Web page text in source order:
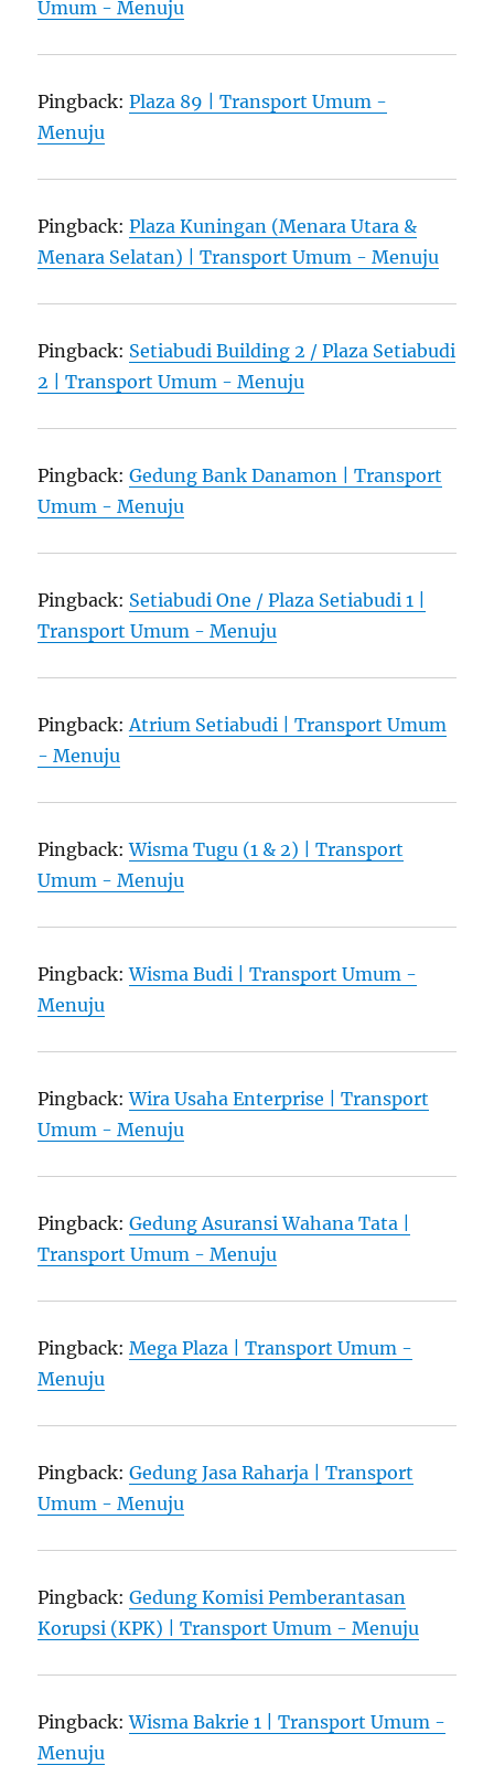
Umum - Menuju
Pingback:Plaza 89 | Transport Umum -
Menuju
Pingback:Plaza Kuningan (Menara Utara &
Menara Selatan) | Transport Umum - Menuju
Pingback: Setiabudi Building 2 / Plaza Setiabudi
2 | Transport Umum - Menuju
Pingback:Gedung Bank Danamon | Transport
Umum - Menuju
Pingback: Setiabudi One / Plaza Setiabudi 1 |
Transport Umum - Menuju
Pingback:Atrium Setiabudi | Transport Umum
- Menuju
Pingback:Wisma Tugu (1 & 2) | Transport
Umum - Menuju
Pingback:Wisma Budi | Transport Umum -
Menuju
Pingback:Wira Usaha Enterprise | Transport
Umum - Menuju
Pingback:Gedung Asuransi Wahana Tata |
Transport Umum - Menuju
Pingback:Mega Plaza | Transport Umum -
Menuju
Pingback:Gedung Jasa Raharja | Transport
Umum - Menuju
Pingback:Gedung Komisi Pemberantasan
Korupsi (KPK) | Transport Umum - Menuju
Pingback:Wisma Bakrie 1 | Transport Umum -
Menuju